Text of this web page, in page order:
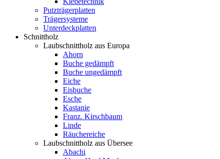
Putzträgerplatten
Trägersysteme
Unterdeckplatten
Schnittholz
Laubschnittholz aus Europa
Ahorn
Buche gedämpft
Buche ungedämpft
Eiche
Eisbuche
Esche
Kastanie
Franz. Kirschbaum
Linde
Räuchereiche
Laubschnittholz aus Übersee
Abachi